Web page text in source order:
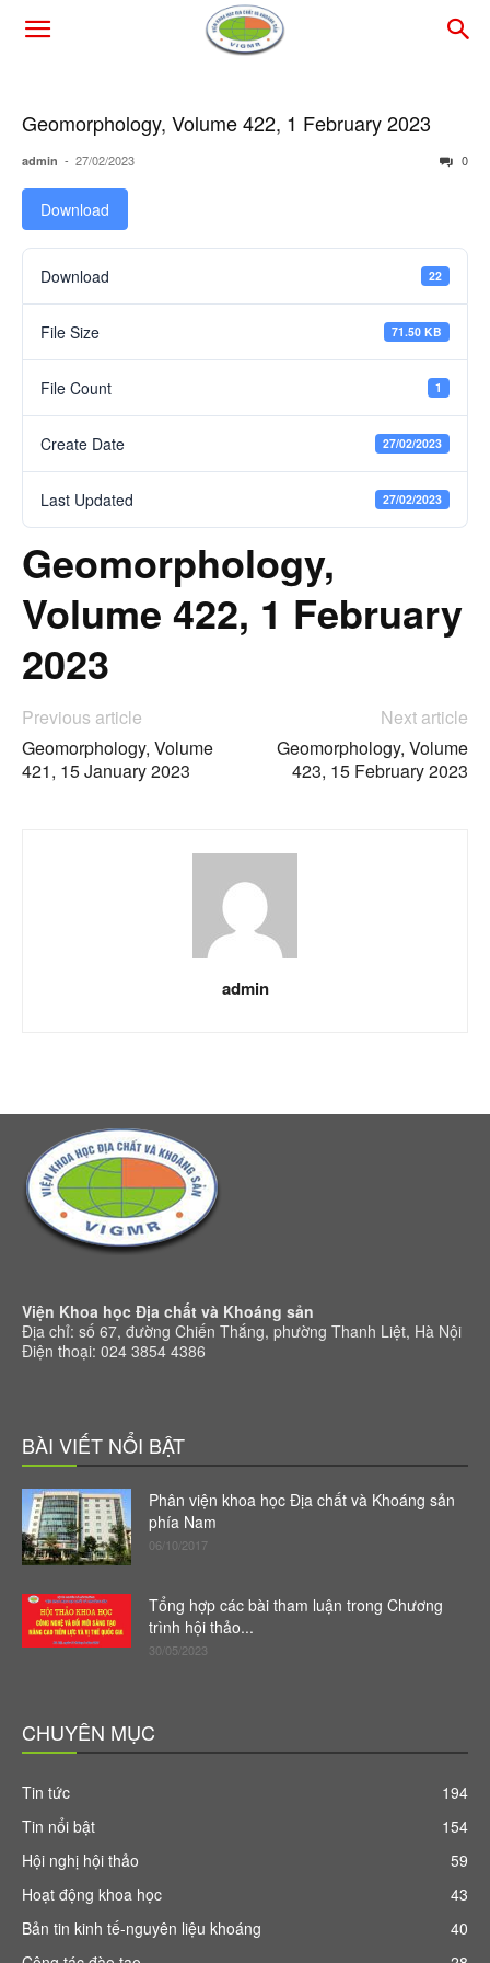
Geomorphology, Volume 422, 1 February 2023
admin - 27/02/2023 0
Download
Download 22
File Size 71.50 KB
File Count 1
Create Date 27/02/2023
Last Updated 27/02/2023
Geomorphology,
Volume 422, 1 February
2023
Previous article
Geomorphology, Volume
421, 15 January 2023
Next article
Geomorphology, Volume
423, 15 February 2023
admin
Viện Khoa học Địa chất và Khoáng sản
Địa chỉ: số 67, đường Chiến Thắng, phường Thanh Liệt, Hà Nội
Điện thoại: 024 3854 4386
BÀI VIẾT NỔI BẬT
Phân viện khoa học Địa chất và Khoáng sản
phía Nam
06/10/2017
Tổng hợp các bài tham luận trong Chương
trình hội thảo...
30/05/2023
CHUYÊN MỤC
Tin tức
194
Tin nổi bật
154
Hội nghị hội thảo
59
Hoạt động khoa học
43
Bản tin kinh tế-nguyên liệu khoáng
40